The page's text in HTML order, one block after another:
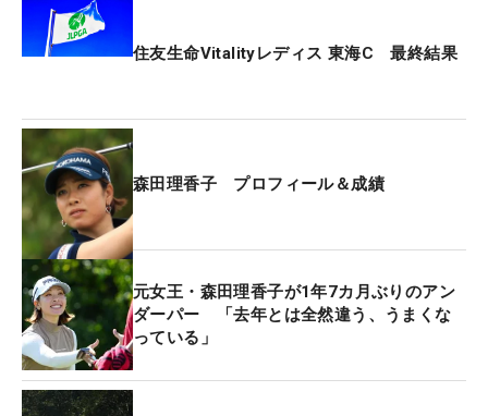
住友生命Vitalityレディス 東海C 最終結果
森田理香子 プロフィール＆成績
元女王・森田理香子が1年7カ月ぶりのアン
ダーパー 「去年とは全然違う、うまくな
っている」